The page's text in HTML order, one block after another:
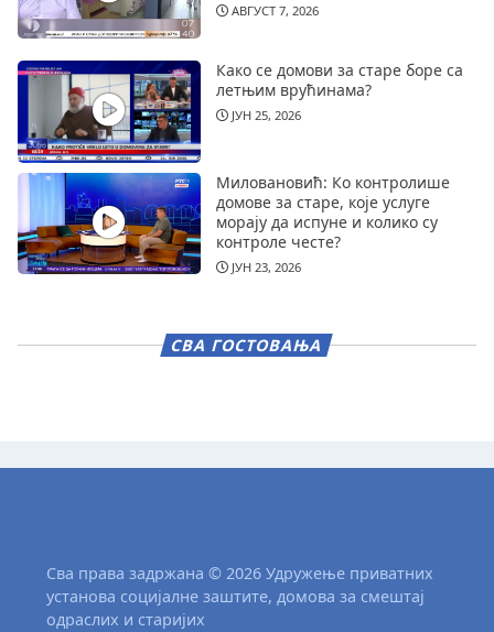
АВГУСТ 7, 2026
Како се домови за старе боре са
летњим врућинама?
ЈУН 25, 2026
Миловановић: Ко контролише
домове за старе, које услуге
морају да испуне и колико су
контроле честе?
ЈУН 23, 2026
СВА ГОСТОВАЊА
Сва права задржана © 2026 Удружење приватних
установа социјалне заштите, домова за смештај
одраслих и старијих